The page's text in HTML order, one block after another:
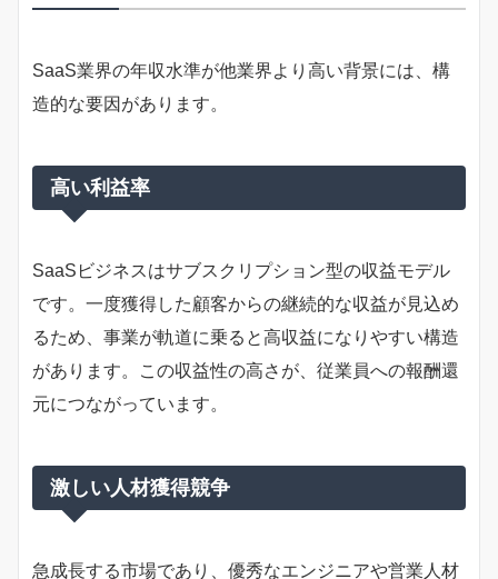
SaaS業界の年収水準が他業界より高い背景には、構
造的な要因があります。
高い利益率
SaaSビジネスはサブスクリプション型の収益モデル
です。一度獲得した顧客からの継続的な収益が見込め
るため、事業が軌道に乗ると高収益になりやすい構造
があります。この収益性の高さが、従業員への報酬還
元につながっています。
激しい人材獲得競争
急成長する市場であり、優秀なエンジニアや営業人材